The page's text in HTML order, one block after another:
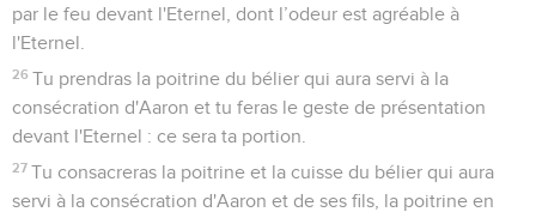
par le feu devant l'Eternel, dont l’odeur est agréable à
l'Eternel.
26 Tu prendras la poitrine du bélier qui aura servi à la
consécration d'Aaron et tu feras le geste de présentation
devant l'Eternel : ce sera ta portion.
27 Tu consacreras la poitrine et la cuisse du bélier qui aura
servi à la consécration d'Aaron et de ses fils, la poitrine en